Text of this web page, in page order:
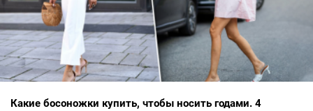
Какие босоножки купить, чтобы носить годами. 4